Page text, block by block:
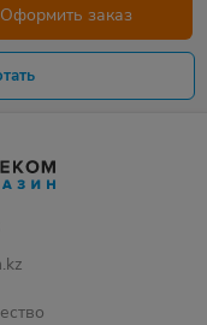
Оформить заказ